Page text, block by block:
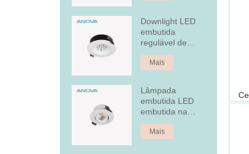
Downlight LED
embutida
regulável de
alumínio fixo de
7 WMais
Lâmpada
embutida LED
embutida na
tampa traseira
Mais